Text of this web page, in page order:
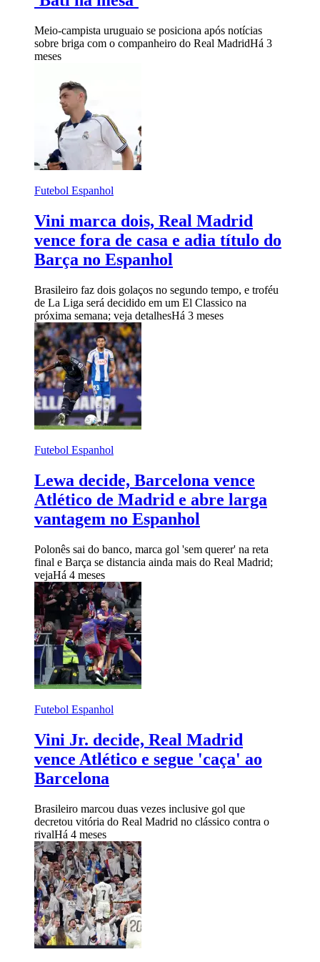
Meio-campista uruguaio se posiciona após notícias
sobre briga com o companheiro do Real MadridHá 3
meses
Futebol Espanhol
Vini marca dois, Real Madrid
vence fora de casa e adia título do
Barça no Espanhol
Brasileiro faz dois golaços no segundo tempo, e troféu
de La Liga será decidido em um El Classico na
próxima semana; veja detalhesHá 3 meses
Futebol Espanhol
Lewa decide, Barcelona vence
Atlético de Madrid e abre larga
vantagem no Espanhol
Polonês sai do banco, marca gol 'sem querer' na reta
final e Barça se distancia ainda mais do Real Madrid;
vejaHá 4 meses
Futebol Espanhol
Vini Jr. decide, Real Madrid
vence Atlético e segue 'caça' ao
Barcelona
Brasileiro marcou duas vezes inclusive gol que
decretou vitória do Real Madrid no clássico contra o
rivalHá 4 meses